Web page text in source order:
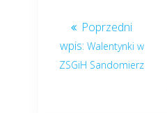
Walentynki w
ZSGiH Sandomierz